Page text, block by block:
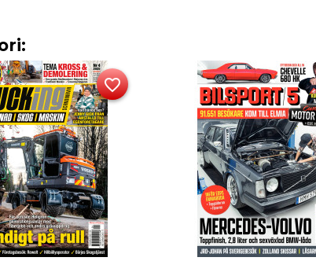
favorite_border